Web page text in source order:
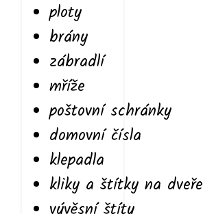
ploty
brány
zábradlí
mříže
poštovní schránky
domovní čísla
klepadla
kliky a štítky na dveře